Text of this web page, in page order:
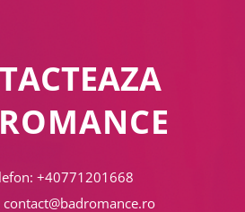
+40771201668
contact@badromance.ro